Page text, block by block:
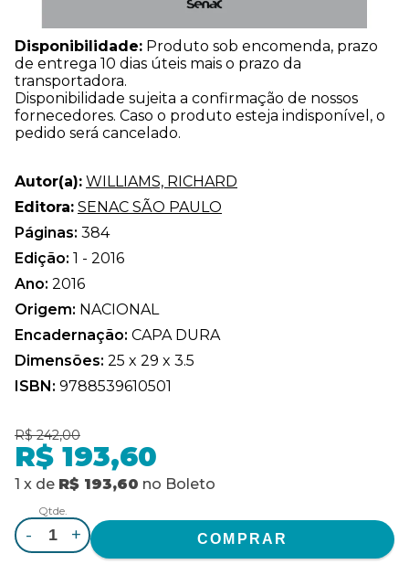
Disponibilidade: Produto sob encomenda, prazo
de entrega 10 dias úteis mais o prazo da
transportadora.
Disponibilidade sujeita a confirmação de nossos
fornecedores. Caso o produto esteja indisponível, o
pedido será cancelado.
Autor(a): WILLIAMS, RICHARD
Editora: SENAC SÃO PAULO
Páginas: 384
Edição: 1 - 2016
Ano: 2016
Origem: NACIONAL
Encadernação: CAPA DURA
Dimensões: 25 x 29 x 3.5
ISBN: 9788539610501
R$ 242,00
R$ 193,60
1 x de R$ 193,60 no Boleto
Qtde.
- +